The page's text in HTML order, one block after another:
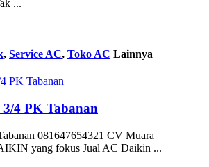
...
, Service AC, Toko AC Lainnya
4 PK Tabanan
081647654321 CV Muara
yang fokus Jual AC Daikin ...